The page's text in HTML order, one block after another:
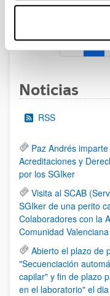
al 30/07/2026 (ambos
1
Noticias
RSS
Paz Andrés
Acreditaciones y
por los SGIker
Visita al SCAB
SGIker de una perito
Colaboradores con la
Comunidad Valenciana
Abierto el plazo de
"Secuenciación
capilar" y fin de plazo
en el laboratorio" el